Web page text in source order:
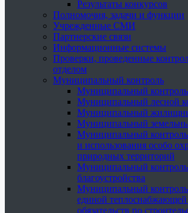
Результаты конкурсов
Полномочия, задачи и функции
Учрежденные СМИ
Партнерские связи
Информационные системы
Проверки, проведенные
отделом
Муниципальный контроль
Муниципальный контроль
Муниципальный лесной
Муниципальный
Муниципальный
Муниципальный
и использования особо
природных территорий
Муниципальный
благоустройства
Муниципальный
единой теплоснабжающей
обязательств по